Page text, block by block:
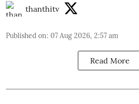
thanthitv
Published on: 07 Aug 2026, 2:57 am
Read More